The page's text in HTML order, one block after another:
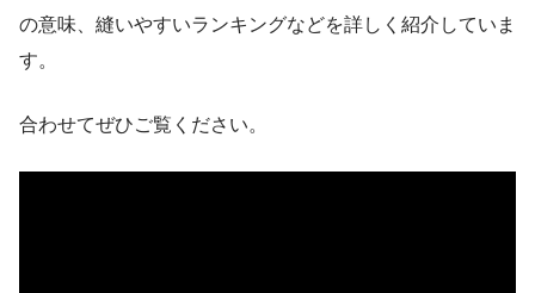
の意味、縫いやすいランキングなどを詳しく紹介していま
す。
合わせてぜひご覧ください。